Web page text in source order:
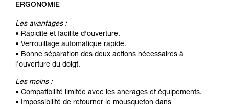
ERGONOMIE
Les avantages :
• Rapidité et facilité d'ouverture.
• Verrouillage automatique rapide.
• Bonne séparation des deux actions nécessaires à
l'ouverture du doigt.
Les moins :
• Compatibilité limitée avec les ancrages et équipements.
• Impossibilité de retourner le mousqueton dans